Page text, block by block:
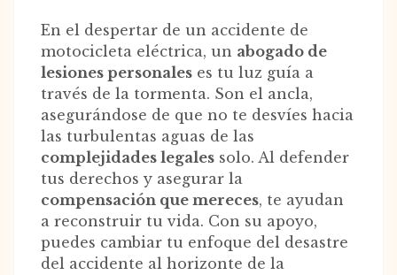
En el despertar de un accidente de
motocicleta eléctrica, un abogado de
lesiones personales es tu luz guía a
través de la tormenta. Son el ancla,
asegurándose de que no te desvíes hacia
las turbulentas aguas de las
complejidades legales solo. Al defender
tus derechos y asegurar la
compensación que mereces, te ayudan
a reconstruir tu vida. Con su apoyo,
puedes cambiar tu enfoque del desastre
del accidente al horizonte de la